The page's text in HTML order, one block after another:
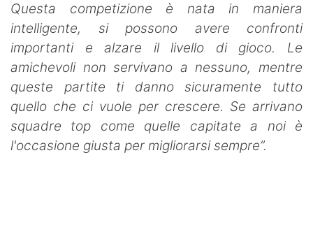
Questa competizione è nata in maniera
intelligente, si possono avere confronti
importanti e alzare il livello di gioco. Le
amichevoli non servivano a nessuno, mentre
queste partite ti danno sicuramente tutto
quello che ci vuole per crescere. Se arrivano
squadre top come quelle capitate a noi è
l'occasione giusta per migliorarsi sempre”.